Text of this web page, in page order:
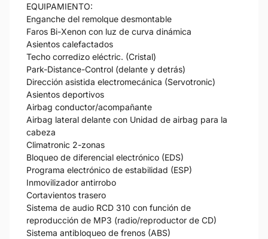
EQUIPAMIENTO:
Enganche del remolque desmontable
Faros Bi-Xenon con luz de curva dinámica
Asientos calefactados
Techo corredizo eléctric. (Cristal)
Park-Distance-Control (delante y detrás)
Dirección asistida electromecánica (Servotronic)
Asientos deportivos
Airbag conductor/acompañante
Airbag lateral delante con Unidad de airbag para la
cabeza
Climatronic 2-zonas
Bloqueo de diferencial electrónico (EDS)
Programa electrónico de estabilidad (ESP)
Inmovilizador antirrobo
Cortavientos trasero
Sistema de audio RCD 310 con función de
reproducción de MP3 (radio/reproductor de CD)
Sistema antibloqueo de frenos (ABS)